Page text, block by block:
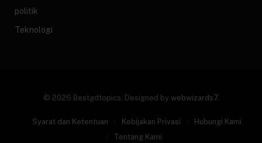
politik
Teknologi
© 2026 Bestgdtopics. Designed by webwizards7.
Syarat dan Ketentuan Kebijakan Privasi
Hubungi Kami
Tentang Kami